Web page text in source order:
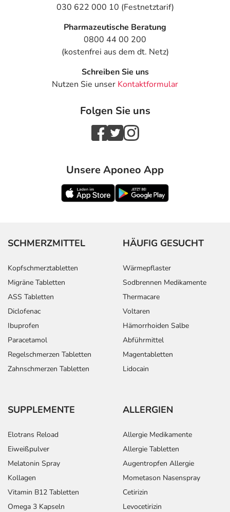
030 622 000 10 (Festnetztarif)
Pharmazeutische Beratung
0800 44 00 200
(kostenfrei aus dem dt. Netz)
Schreiben Sie uns
Nutzen Sie unser Kontaktformular
Folgen Sie uns
Unsere Aponeo App
SCHMERZMITTEL
Kopfschmerztabletten
Migräne Tabletten
ASS Tabletten
Diclofenac
Ibuprofen
Paracetamol
Regelschmerzen Tabletten
Zahnschmerzen Tabletten
HÄUFIG GESUCHT
Wärmepflaster
Sodbrennen Medikamente
Thermacare
Voltaren
Hämorrhoiden Salbe
Abführmittel
Magentabletten
Lidocain
SUPPLEMENTE
Elotrans Reload
Eiweißpulver
Melatonin Spray
Kollagen
Vitamin B12 Tabletten
Omega 3 Kapseln
ALLERGIEN
Allergie Medikamente
Allergie Tabletten
Augentropfen Allergie
Mometason Nasenspray
Cetirizin
Levocetirizin